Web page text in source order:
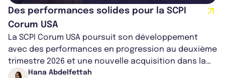
Des performances solides pour la SCPI
Corum USA
La SCPI Corum USA poursuit son développement
avec des performances en progression au deuxième
trimestre 2026 et une nouvelle acquisition dans la
région de Chicago. Entre hausse de...
Hana Abdelfettah